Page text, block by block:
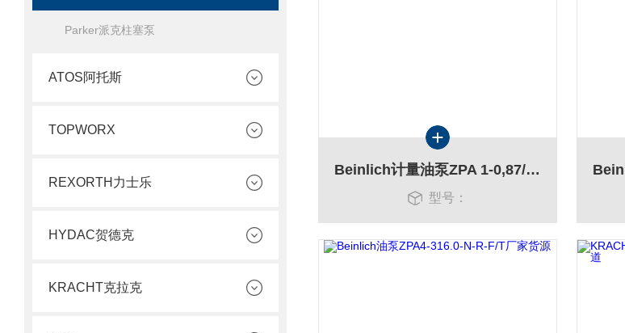
Parker派克柱塞泵
ATOS阿托斯
TOPWORX
REXORTH力士乐
HYDAC贺德克
KRACHT克拉克
Beinlich计量油泵ΖPA 1-0,87/1-0.87-Ν-L
型号：